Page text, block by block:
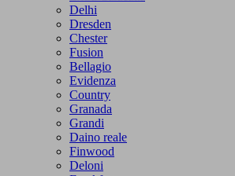
Delhi
Dresden
Chester
Fusion
Bellagio
Evidenza
Country
Granada
Grandi
Daino reale
Finwood
Deloni